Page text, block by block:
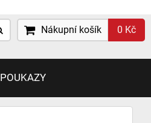
Nákupní košík 0 Kč
POUKAZY